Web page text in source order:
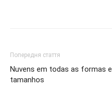
Попередня стаття
Nuvens em todas as formas e
tamanhos